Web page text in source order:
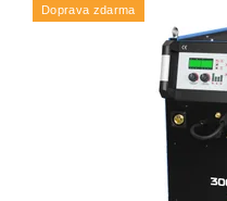
Doprava zdarma